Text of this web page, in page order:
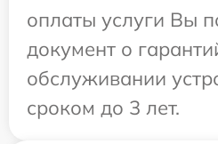
оплаты услуги Вы
документ о
обслуживании
сроком до 3 лет.